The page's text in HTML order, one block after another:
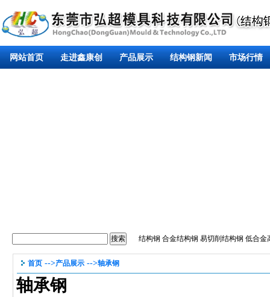
网站首页 走进鑫康创 产品展示 结构钢新闻 市场行情
结构钢 合金结构钢 易切削结构钢 低合金
首页 -->产品展示 -->轴承钢
轴承钢